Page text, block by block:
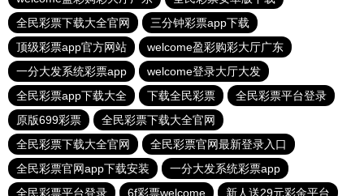
全民彩票下载大全官网
三分钟彩票app下载
顶级彩票app官方网站
welcome盈彩购彩大厅广东
一分大发系统彩票app
welcome登录大厅大发
全民彩票app下载大全
下载全民彩票
全民彩票平台登录
原版699彩票
全民彩票下载大全官网
全民彩票下载大全官网
全民彩票官网最新登录入口
全民彩票官网app下载安装
一分大发系统彩票app
全民彩票平台登录
6f彩票welcome 新人送29元彩金平台